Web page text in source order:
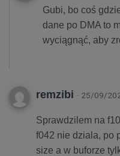
Gubi, bo coś
dane po DMA to
wyciągnąć, aby
remzibi · 25/09/
Sprawdzilem na
f042 nie dziala, po
size a w buforze